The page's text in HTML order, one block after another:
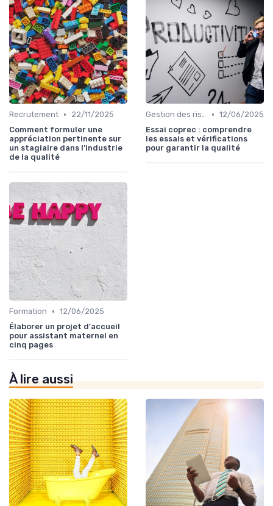
Recrutement •
22/11/2025
Comment formuler une
appréciation pertinente sur
un stagiaire dans l’industrie
de la qualité
Gestion des risques • 12/06/2025
Essai coprec : comprendre
les essais et vérifications
pour garantir la qualité
Formation • 12/06/2025
Élaborer un projet d'accueil
pour assistant maternel en
cinq pages
À lire aussi